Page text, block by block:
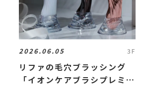
2026.06.05 3F
リファの毛穴ブラッシング
「イオンケアブラシプレミア